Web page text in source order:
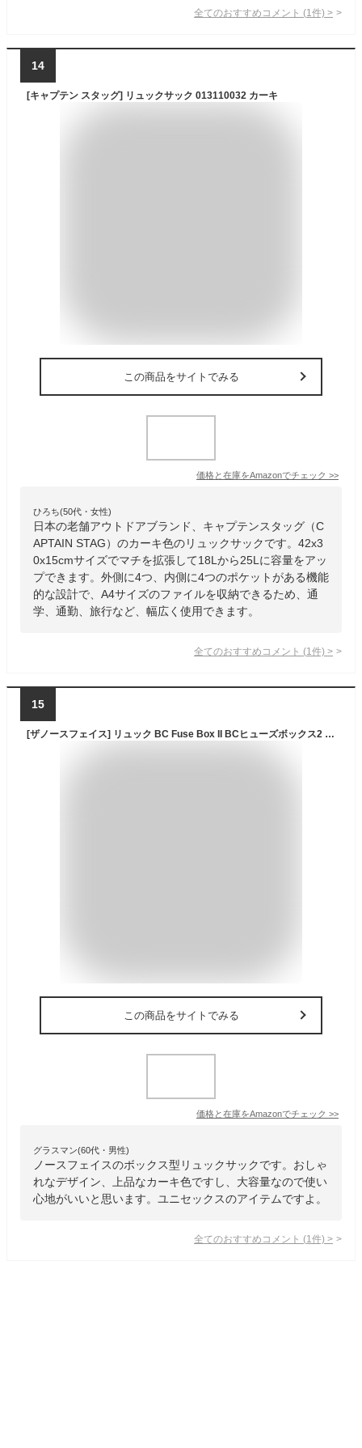
全てのおすすめコメント (1 件) >
14
[キャプテン スタッグ] リュックサック 013110032 カーキ
この商品をサイトでみる
価格と在庫をAmazonでチェック >>
ひろち(50代・女性)
日本の老舗アウトドアブランド、キャプテンスタッグ（C
APTAIN STAG）のカーキ色のリュックサックです。42x3
0x15cmサイズでマチを拡張して18Lから25Lに容量をアッ
プできます。外側に4つ、内側に4つのポケットがある機能
的な設計で、A4サイズのファイルを収納できるため、通
学、通勤、旅行など、幅広く使用できます。
全てのおすすめコメント (1 件) >
15
[ザノースフェイス] リュック BC Fuse Box II BCヒューズボックス2 NM82255 ユニセックス カーキストーン/ニュートープグリーン
この商品をサイトでみる
価格と在庫をAmazonでチェック >>
グラスマン(60代・男性)
ノースフェイスのボックス型リュックサックです。おしゃ
れなデザイン、上品なカーキ色ですし、大容量なので使い
心地がいいと思います。ユニセックスのアイテムですよ。
全てのおすすめコメント (1 件) >